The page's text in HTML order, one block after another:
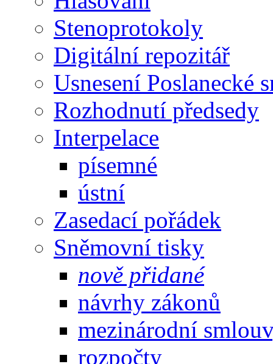
Stenoprotokoly
Digitální repozitář
Usnesení Poslanecké
Rozhodnutí předsedy
Interpelace
písemné
ústní
Zasedací pořádek
Sněmovní tisky
nově přidané
návrhy zákonů
mezinárodní
rozpočty